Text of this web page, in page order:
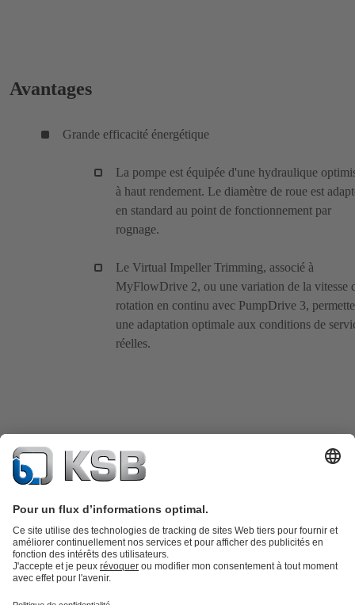
Avantages
Grande efficacité énergétique
La pompe est équipée d'une hydraulique
à haut rendement. Le diamètre de roue est
en standard au point de fonctionnement par
rognage.
Le Virtual Impeller Trimming, associé à
MyFlowDrive 2, ou une variation de la vitesse
rotation en continu avec PumpDrive 3,
une adaptation optimale aux conditions de
réelles.